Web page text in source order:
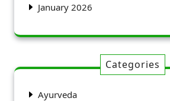
January 2026
Categories
Ayurveda